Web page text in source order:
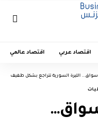
اقتصاد عربي اقتصاد عالمي
الليرة السورية تتراجع بشكل طفيف أمام